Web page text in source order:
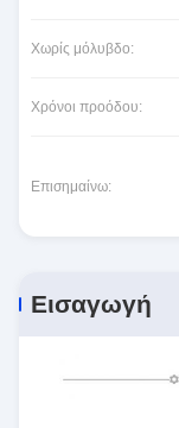
Χωρίς μόλυβδο:
Χρόνοι προόδου:
Επισημαίνω:
Εισαγωγή